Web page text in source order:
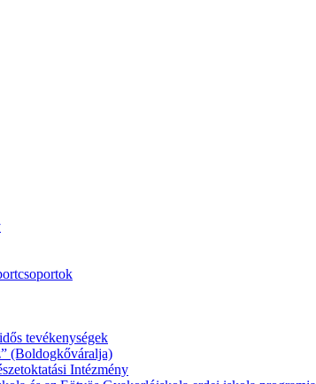
tevékenységek
(Boldogkőváralja)
Intézmény